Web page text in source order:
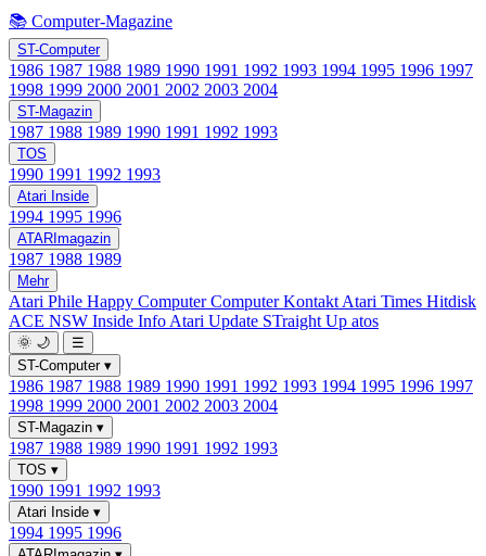
📚 Computer-Magazine
ST-Computer
1986 1987 1988 1989 1990 1991 1992 1993 1994 1995 1996 1997
1998 1999 2000 2001 2002 2003 2004
ST-Magazin
1987 1988 1989 1990 1991 1992 1993
TOS
1990 1991 1992 1993
Atari Inside
1994 1995 1996
ATARImagazin
1987 1988 1989
Mehr
Atari Phile Happy ComputerComputer Kontakt Atari Times Hitdisk
ACE NSW Inside Info Atari Update STraight Up atos
🌞 🌙
☰
ST-Computer ▾
1986 1987 1988 1989 1990 1991 1992 1993 1994 1995 1996 1997
1998 1999 2000 2001 2002 2003 2004
ST-Magazin ▾
1987 1988 1989 1990 1991 1992 1993
TOS ▾
1990 1991 1992 1993
Atari Inside ▾
1994 1995 1996